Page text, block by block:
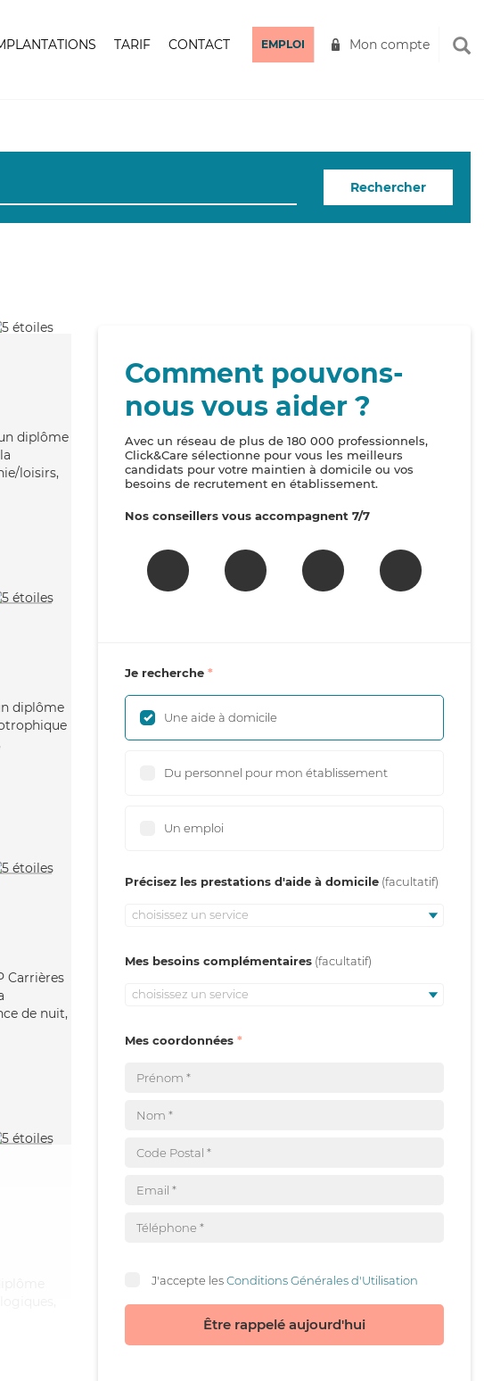
TARIF CONTACT EMPLOI Mon compte
Rechercher
diplôme
loisirs,
diplôme
Carrières
de nuit,
Comment pouvons-
nous vous aider ?
Avec un réseau de plus de 180 000 professionnels,
Click&Care sélectionne pour vous les meilleurs
candidats pour votre maintien à domicile ou vos
besoins de recrutement en établissement.
Nos conseillers vous accompagnent 7/7
Je recherche
Une aide à domicile
Du personnel pour mon établissement
Un emploi
Précisez les prestations d'aide à domicile
choisissez un service
Mes besoins complémentaires
choisissez un service
Mes coordonnées
J'accepte lesConditions Générales d'Utilisation
Être rappelé aujourd'hui